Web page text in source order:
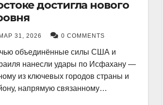
достигла нового
МАР 31, 2026 0 COMMENTS
объединённые силы США и
нанесли удары по Исфахану —
из ключевых городов страны и
напрямую связанному…